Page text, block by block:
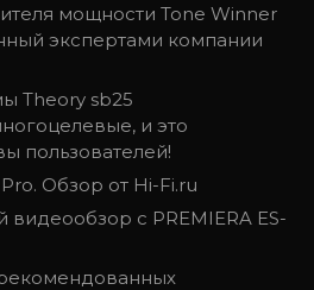
мощности Tone Winner
экспертами компании
Theory sb25
и это
пользователей!
Обзор от Hi-Fi.ru
с PREMIERA ES-